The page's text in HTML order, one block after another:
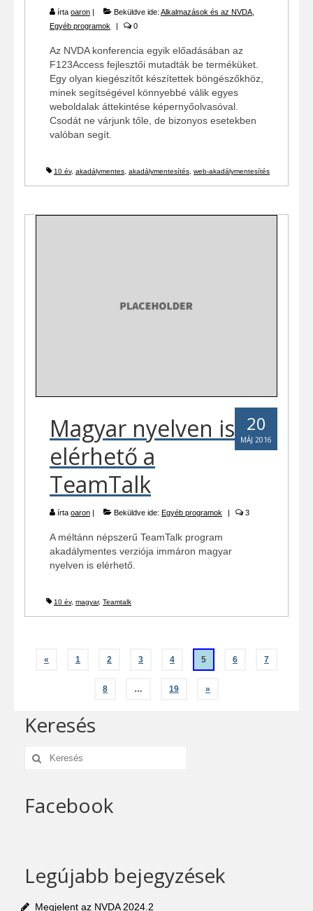
írta oaron Beküldve ide: Alkalmazások és az NVDA,
Egyéb programok
0
Az NVDA konferencia egyik előadásában az
F123Access fejlesztői mutadták be terméküket.
Egy olyan kiegészítőt készítettek böngészőkhöz,
minek segítségével könnyebbé válik egyes
weboldalak áttekintése képernyőolvasóval.
Csodát ne várjunk tőle, de bizonyos esetekben
valóban segít.
10 év, akadálymentes, akadálymentesítés, web-akadálymentesítés
20
MÁJ 2016
Magyar nyelven is
elérhető a
TeamTalk
írta oaron Beküldve ide: Egyéb programok 3
A méltánn népszerű TeamTalk program
akadálymentes verziója immáron magyar
nyelven is elérhető.
10 év, magyar, Teamtalk
Bejegyzés
navigáció
« 1 2 3 4 5 6 7
8 … 19 »
Keresés
Keresés:
Facebook
Legújabb bejegyzések
Megjelent az NVDA 2024.2